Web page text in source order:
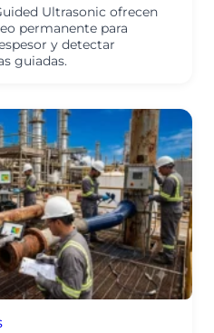
Ultrasonic ofrecen
permanente para
y detectar
guiadas.